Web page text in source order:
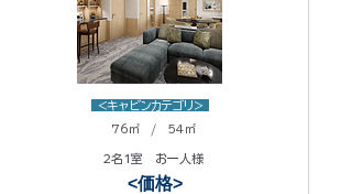
<キャビンカテゴリ>
76㎡ / 54㎡
2名1室 お一人様
<価格>